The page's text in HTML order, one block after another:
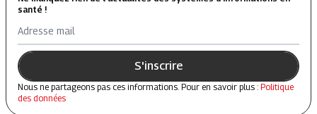
santé !
Adresse mail
S'inscrire
Nous ne partageons pas ces informations. Pour en savoir plus : Politique
des données